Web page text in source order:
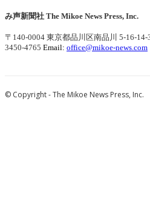
み声新聞社 The Mikoe News Press, Inc.
〒140-0004 東京都品川区南品川 5-16-14-
3450-4765 Email: office@mikoe-news.com
© Copyright - The Mikoe News Press, Inc.